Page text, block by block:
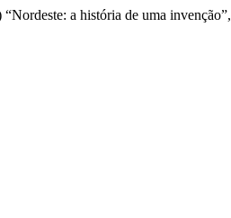
a história de uma invenção”,